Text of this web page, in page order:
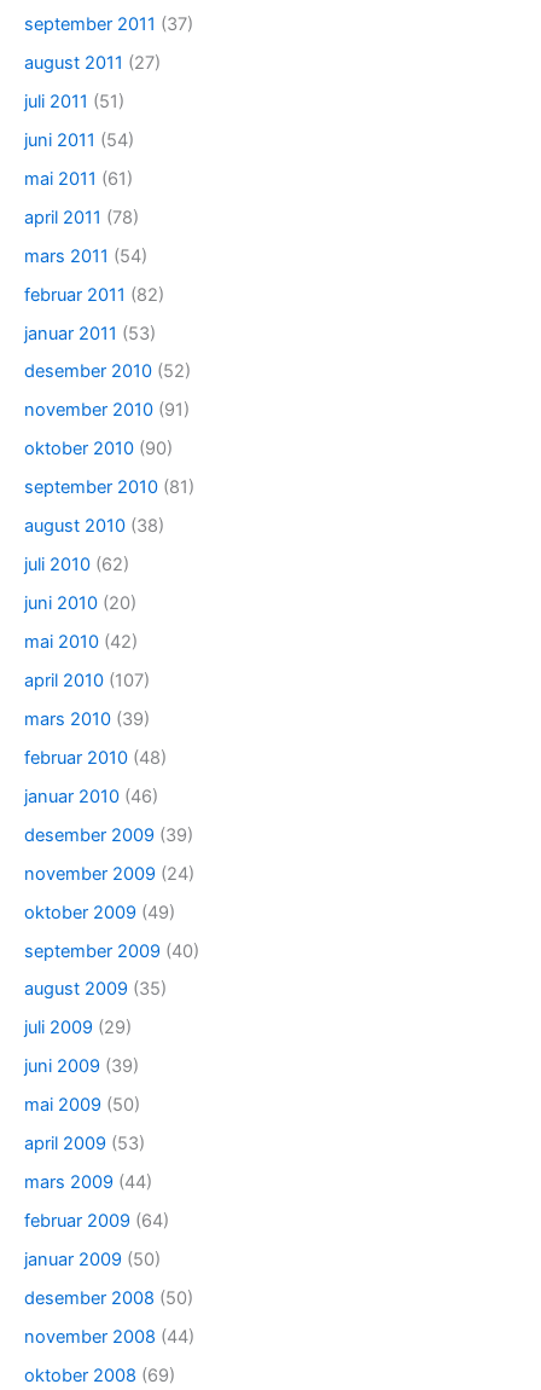
september 2011 (37)
august 2011 (27)
juli 2011 (51)
juni 2011 (54)
mai 2011 (61)
april 2011 (78)
mars 2011 (54)
februar 2011 (82)
januar 2011 (53)
desember 2010 (52)
november 2010 (91)
oktober 2010 (90)
september 2010 (81)
august 2010 (38)
juli 2010 (62)
juni 2010 (20)
mai 2010 (42)
april 2010 (107)
mars 2010 (39)
februar 2010 (48)
januar 2010 (46)
desember 2009 (39)
november 2009 (24)
oktober 2009 (49)
september 2009 (40)
august 2009 (35)
juli 2009 (29)
juni 2009 (39)
mai 2009 (50)
april 2009 (53)
mars 2009 (44)
februar 2009 (64)
januar 2009 (50)
desember 2008 (50)
november 2008 (44)
oktober 2008 (69)